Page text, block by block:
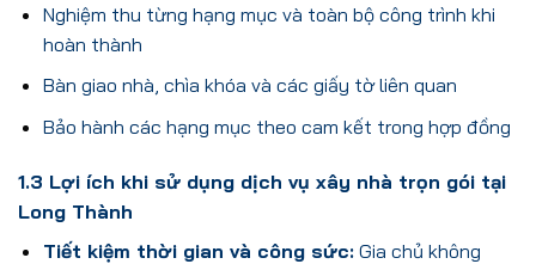
Nghiệm thu từng hạng mục và toàn bộ công trình khi
hoàn thành
Bàn giao nhà, chìa khóa và các giấy tờ liên quan
Bảo hành các hạng mục theo cam kết trong hợp đồng
1.3 Lợi ích khi sử dụng dịch vụ xây nhà trọn gói tại
Long Thành
Tiết kiệm thời gian và công sức:Gia chủ không